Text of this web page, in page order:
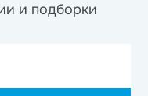
и подборки